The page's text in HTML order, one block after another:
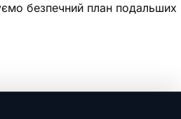
безпечний план подальших